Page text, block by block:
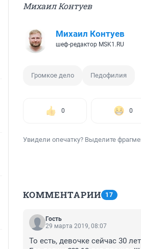
Михаил Контуев
Михаил Контуев
шеф-редактор MSK1.RU
Громкое дело Педофилия
0 0
Увидели опечатку? Выделите
КОММЕНТАРИИ 17
Гость
29 марта 2019, 08:07
То есть, девочке сейчас 30